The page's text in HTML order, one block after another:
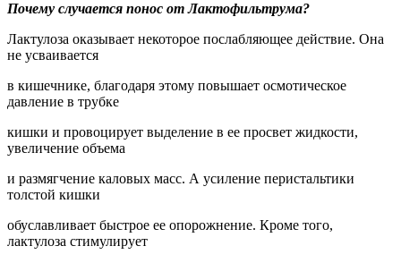
Почему случается понос от Лактофильтрума?
Лактулоза оказывает некоторое послабляющее действие. Она
не усваивается
в кишечнике, благодаря этому повышает осмотическое
давление в трубке
кишки и провоцирует выделение в ее просвет жидкости,
увеличение объема
и размягчение каловых масс. А усиление перистальтики
толстой кишки
обуславливает быстрое ее опорожнение. Кроме того,
лактулоза стимулирует